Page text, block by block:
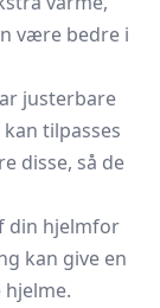
være bedre i
justerbare
tilpasses
disse, så de
din hjelmfor
kan give en